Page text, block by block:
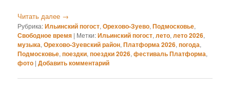
Читать далее →
Рубрика:Ильинский погост,Орехово-Зуево,Подмосковье,
Свободное время | Метки:Ильинский погост,лето,лето 2026,
музыка,Орехово-Зуевский район,Платформа 2026,погода,
Подмосковье,поездки,поездки 2026,фестиваль Платформа,
фото |Добавить комментарий